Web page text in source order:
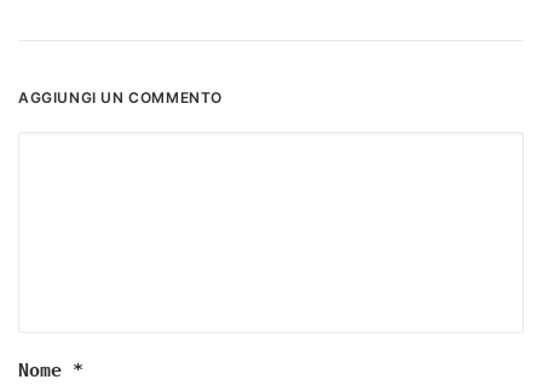
AGGIUNGI UN COMMENTO
Nome *